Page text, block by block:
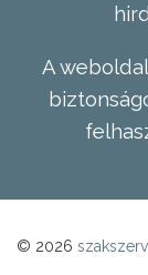
A
© 2026